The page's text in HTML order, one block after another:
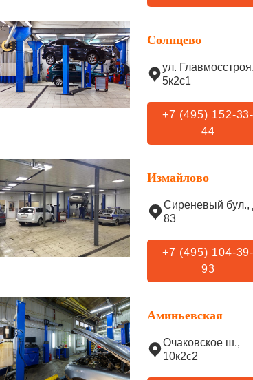
Солнцево
ул. Главмосстроя,
5к2с1
+7 (495) 152-33-
44
Измайлово
Сиреневый бул.,
83
+7 (495) 104-39-
93
Аминьевская
Очаковское ш.,
10к2с2